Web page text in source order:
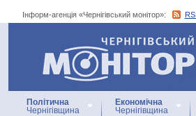
Інформ-агенція «Чернігівський монітор»:
Інформ-агенція
«Чернігівський монітор»
Політична
Чернігівщина
Економічна
Чернігівщина